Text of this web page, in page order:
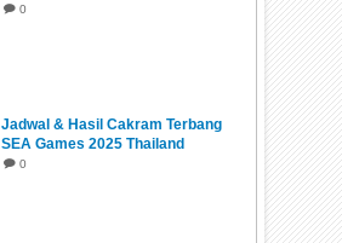
0
Jadwal & Hasil Cakram Terbang
SEA Games 2025 Thailand
0